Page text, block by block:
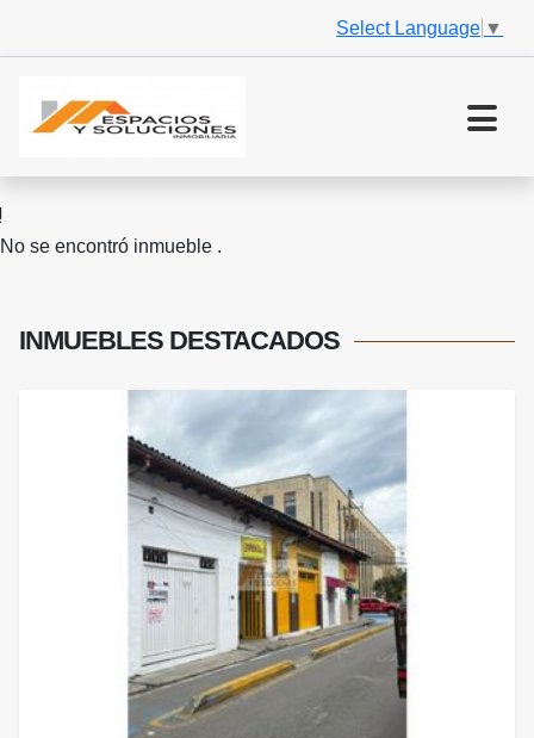
Select Language ▼
No se encontró inmueble .
INMUEBLES DESTACADOS